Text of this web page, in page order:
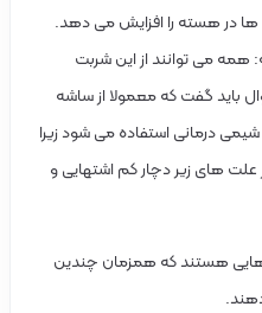
هسته را افزایش می دهد.
می توانند از این شربت
گفت که معمولا از ساشه
استفاده می شود زیرا
های زیر دچار کم اشتهایی و
که همزمان چندین